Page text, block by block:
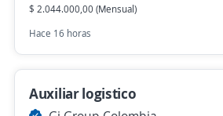
$ 2.044.000,00 (Mensual)
Hace 16 horas
Auxiliar logistico